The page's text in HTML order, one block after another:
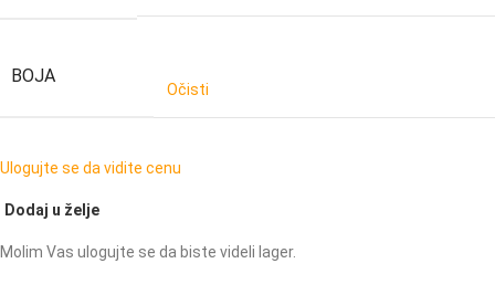
BOJA
Očisti
Ulogujte se da vidite cenu
Dodaj u želje
Molim Vas ulogujte se da biste videli lager.